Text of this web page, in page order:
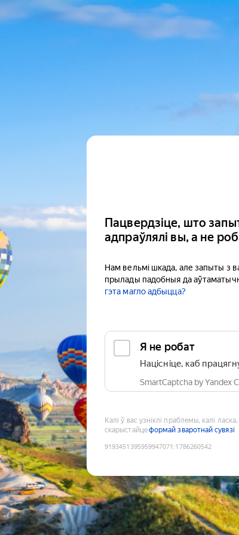
Пацвердзіце, што
адпраўлялі вы, а не
Нам вельмі шкада, але запыты з
прылады падобныя да
гэта магло адбыцца?
Я не робат
Націсніце, каб
SmartCaptcha by Yandex
Калі ў вас узніклі праблемы, калі ласка,
скарыстайцеформай зваротнай сувязі
9193451395959947071 :1786260542